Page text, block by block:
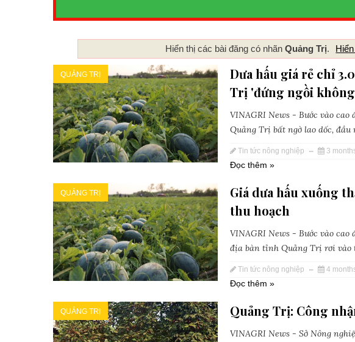
Hiển thị các bài đăng có nhãnQuảng Trị.
QUẢNG TRỊ
Dưa hấu giá rẻ chỉ
Trị 'đứng ngồi
VINAGRI News - Bước vào
Quảng Trị bất ngờ lao dốc, đầu
Tin tức nông nghiệp 3
Đọc thêm »
QUẢNG TRỊ
Giá dưa hấu xuống
thu hoạch
VINAGRI News - Bước vào
địa bàn tỉnh Quảng Trị rơi vào
Tin tức nông nghiệp 4
Đọc thêm »
QUẢNG TRỊ Quảng Trị: Công
VINAGRI News - Sở Nông